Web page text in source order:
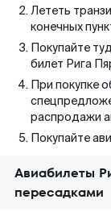
Лететь
конечных
Покупайте
билет Рига
При покупке
распродажи
Покупайте
Авиабилеты
пересадками